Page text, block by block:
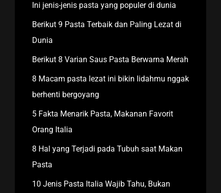
Ini jenis-jenis pasta yang populer di dunia
Berikut 9 Pasta Terbaik dan Paling Lezat di
Dunia
Berikut 8 Varian Saus Pasta Berwarna Merah
8 Macam pasta lezat ini bikin lidahmu nggak
berhenti bergoyang
5 Fakta Menarik Pasta, Makanan Favorit
Orang Italia
8 Hal yang Terjadi pada Tubuh saat Makan
Pasta
10 Jenis Pasta Italia Wajib Tahu, Bukan